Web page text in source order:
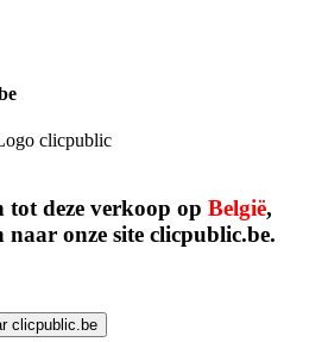
tot deze verkoop op België,
onze site clicpublic.be.
clicpublic.be